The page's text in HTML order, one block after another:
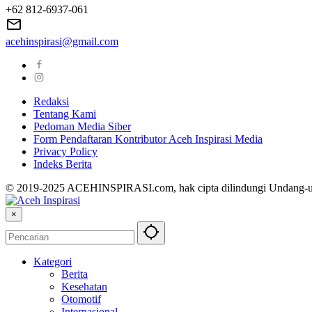
+62 812-6937-061
acehinspirasi@gmail.com
Redaksi
Tentang Kami
Pedoman Media Siber
Form Pendaftaran Kontributor Aceh Inspirasi Media
Privacy Policy
Indeks Berita
© 2019-2025 ACEHINSPIRASI.com, hak cipta dilindungi Undang-
×
Kategori
Berita
Kesehatan
Otomotif